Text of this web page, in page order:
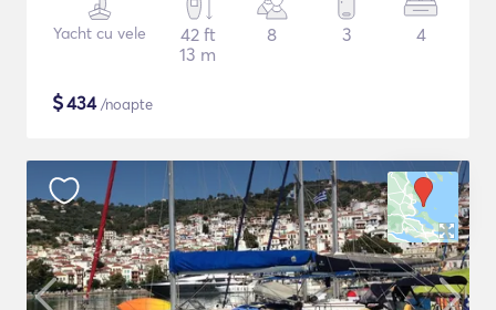
Yacht cu vele
42 ft
13 m
8 3 4
$434/noapte